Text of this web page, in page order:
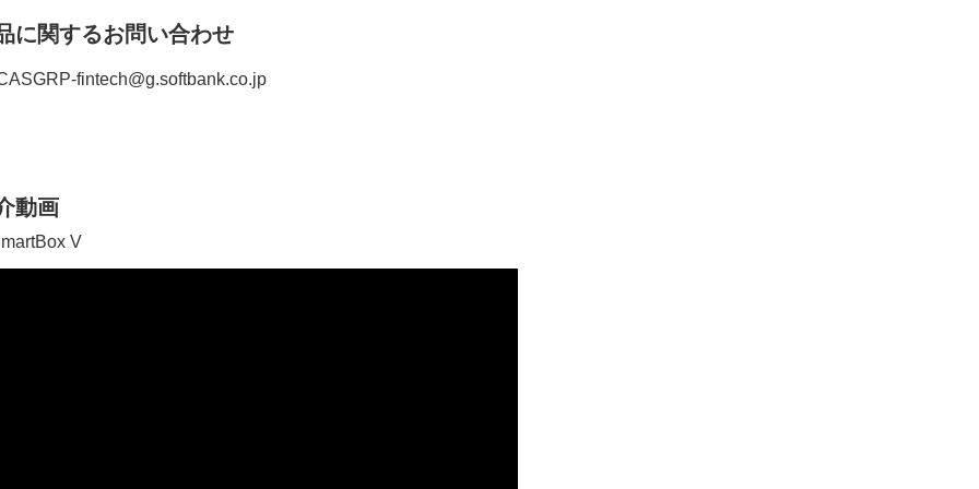
に関するお問い合わせ
fintech@g.softbank.co.jp
動画
V